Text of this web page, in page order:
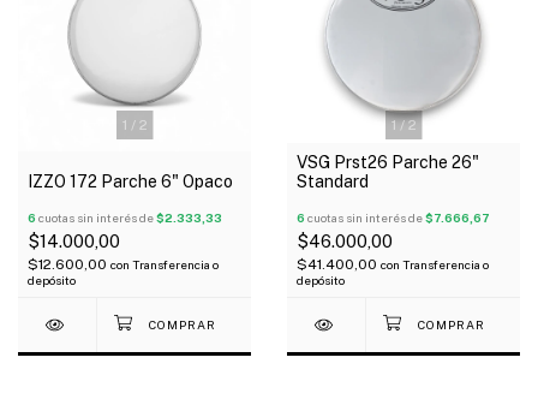
1 / 2
IZZO 172 Parche 6" Opaco
6 cuotas sin interés de$2.333,33
$14.000,00
$12.600,00 con Transferencia o
depósito
1 / 2
VSG Prst26 Parche 26"
Standard
6 cuotas sin interés de$7.666,67
$46.000,00
$41.400,00 con Transferencia o
depósito